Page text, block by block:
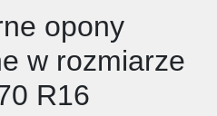
opony
w rozmiarze
R16